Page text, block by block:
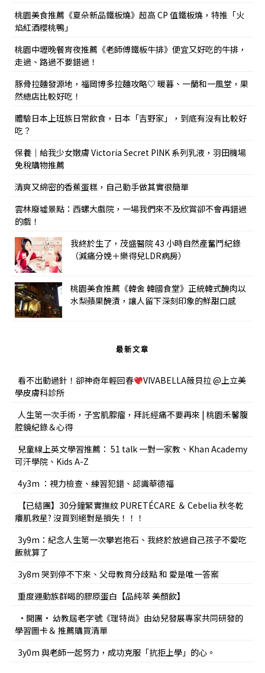
桃園美食推薦《夏朵新品鐵板燒》超高 CP 值鐵板燒，特推「火
焰紅酒櫻桃鴨」
桃園中壢晚餐宵夜推薦《老師傅鐵板牛排》便宜又好吃的牛排，
走過、路過不要錯過！
豚骨拉麵發源地，福岡博多拉麵攻略♡ 暖暮、一蘭和一風堂，果
然總店比較好吃！
體驗日本上班族日常飲食，日本「吉野家」，到底有沒有比較好
吃？
保養｜給我少女嫩膚 Victoria Secret PINK 系列乳液，羽田機場
免稅購物推薦
清爽又綿密的香蕉蛋糕，自己動手做其實很簡單
雲林廢墟景點：西螺大戲院，一場我們來不及欣賞卻不會再錯過
的戲！
我終於生了，茂盛醫院 43 小時自然產奮鬥紀錄
（減痛分娩＋樂得兒LDR病房）
桃園美食推薦《韓舍 韓國食堂》正統韓式醃肉以
水梨蘋果醃漬，讓人留下深刻印象的鮮甜口感
最新文章
看不出動過針！卻神奇年輕回春
VIVABELLA薇貝拉 @上立美
學皮膚科診所
人生第一次手術，子宮肌腺瘤，拜託經痛不要再來 | 桃園禾馨腹
腔鏡紀錄＆心得
兒童線上英文學習推薦： 51 talk 一對一家教、Khan Academy
可汗學院、Kids A-Z
4y3m ：視力檢查、練習犯錯、認識華德福
【已結團】30分鐘緊實撫紋 PURETÉCARE ＆ Cebelia 秋冬乾
癢肌救星? 沒買到絕對是損失！！！
3y9m：紀念人生第一次攀岩抱石、我終於放過自己孩子不愛吃
飯就算了
3y8m 哭到停不下來、父母教育分歧點 和 愛是唯一答案
重度運動族群喝的膠原蛋白【品純萃 美顏飲】
•開團• 幼教屆老字號《理特尚》由幼兒發展專家共同研發的
學習圖卡＆ 推薦購買清單
3y0m 與老師一起努力，成功克服「抗拒上學」的心。